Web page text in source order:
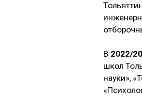
В 2022/
школ
науки»,